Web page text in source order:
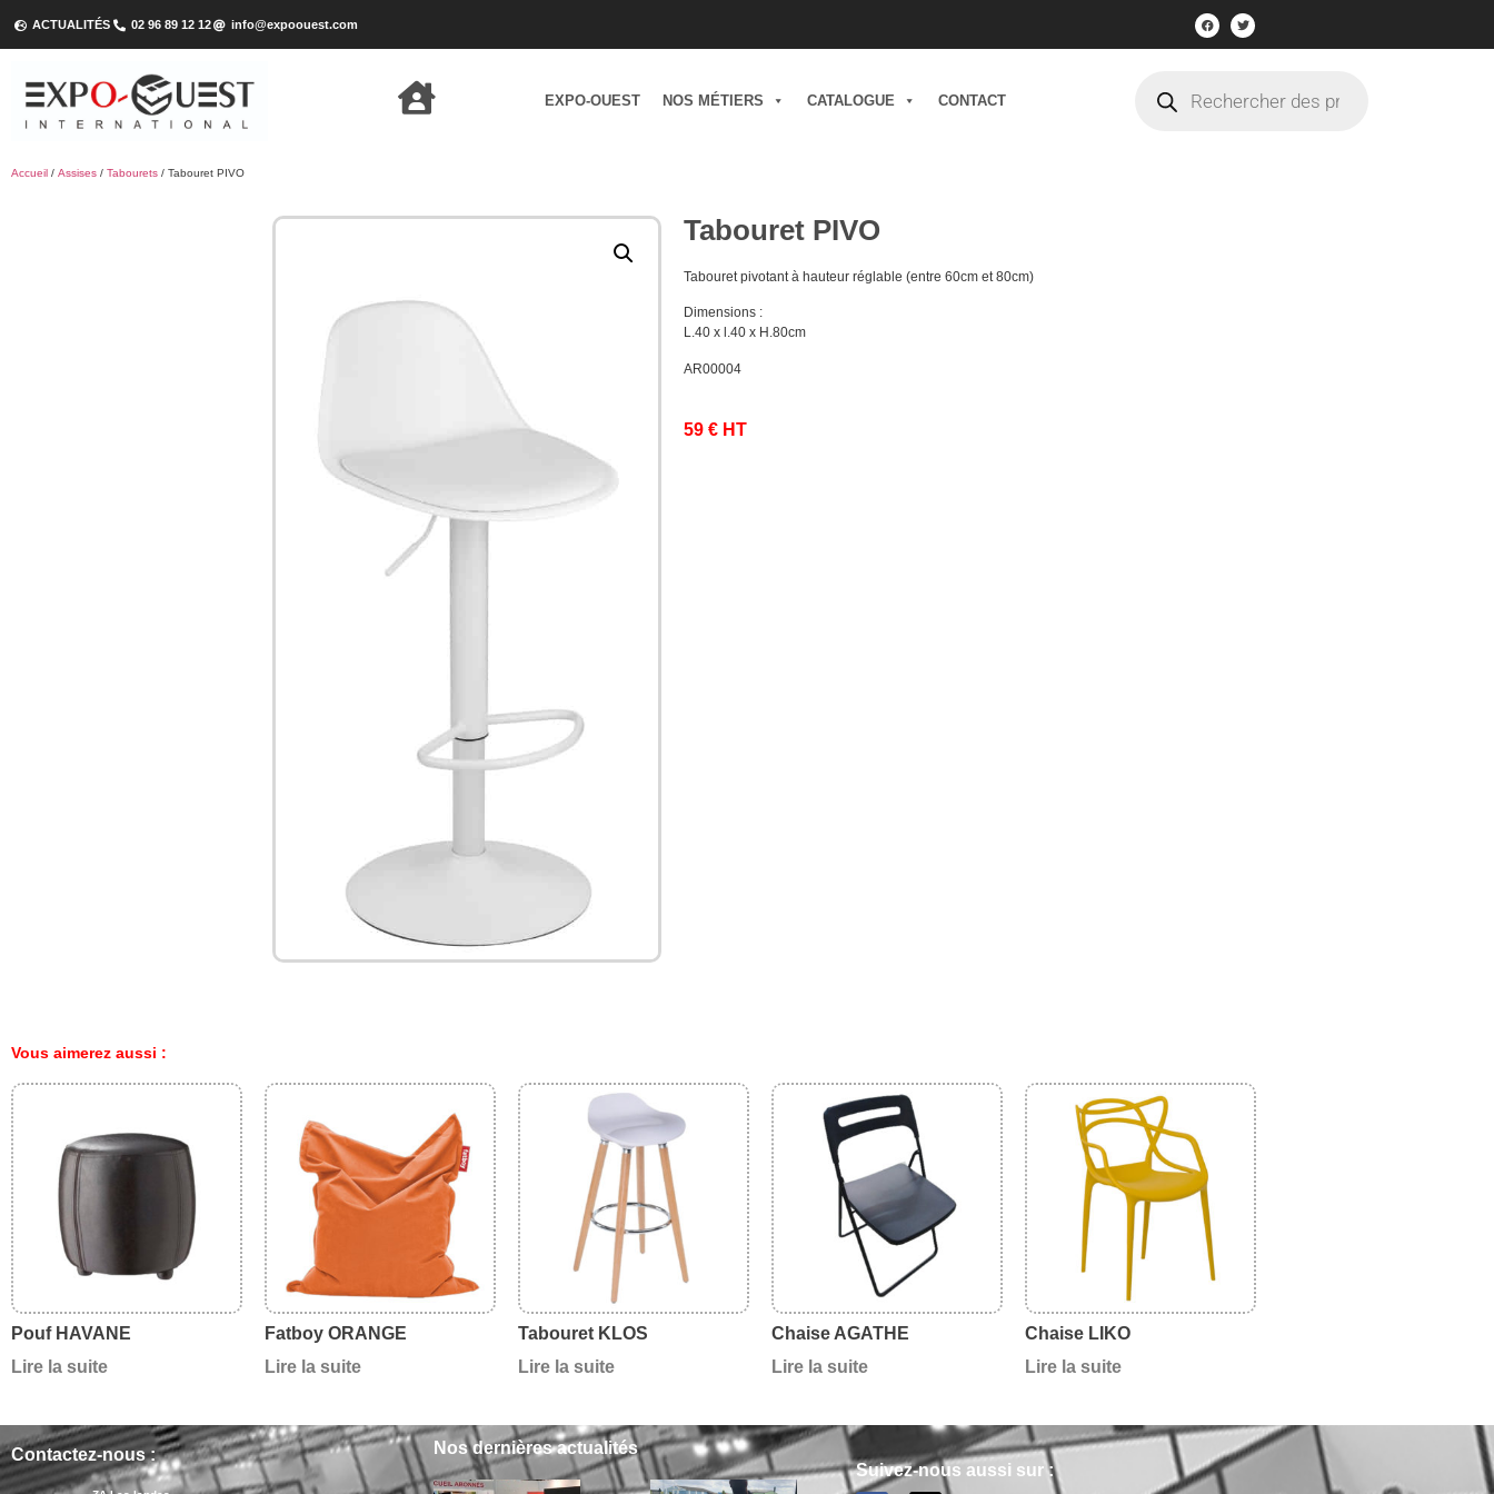
ACTUALITÉS 02 96 89 12 12 info@expoouest.com
EXPO-OUEST NOS MÉTIERS CATALOGUE CONTACT
Accueil / Assises / Tabourets / Tabouret PIVO
Tabouret PIVO
Tabouret pivotant à hauteur réglable (entre 60cm et 80cm)
Dimensions :
L.40 x l.40 x H.80cm
AR00004
59 € HT
Vous aimerez aussi :
Pouf HAVANE
Lire la suite
Fatboy ORANGE
Lire la suite
Tabouret KLOS
Lire la suite
Chaise AGATHE
Lire la suite
Chaise LIKO
Lire la suite
Contactez-nous :
Nos dernières actualités
Suivez-nous aussi sur :